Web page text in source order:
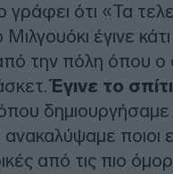
ότι «Τα
έγινε
την πόλη όπου ο
Έγινε το
δημιουργήσαμε
ανακαλύψαμε ποιοι
από τις πιο